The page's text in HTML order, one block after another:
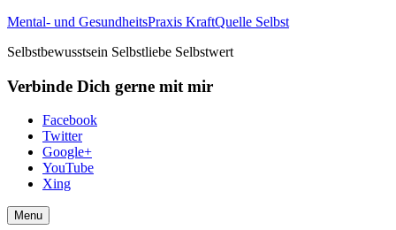
Mental- und GesundheitsPraxis KraftQuelle Selbst
Selbstbewusstsein Selbstliebe Selbstwert
Verbinde Dich gerne mit mir
Facebook
Twitter
Google+
YouTube
Xing
Menu